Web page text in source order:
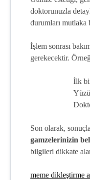
doktorunuzla
durumları mutlaka
İşlem sonrası
gerekecektir.
İlk
Son olarak,
gamzelerinizin
bilgileri dikkate
meme dikleştirme